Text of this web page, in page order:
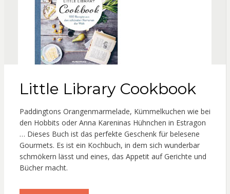
Little Library Cookbook
Paddingtons Orangenmarmelade, Kümmelkuchen wie bei
den Hobbits oder Anna Kareninas Hühnchen in Estragon
… Dieses Buch ist das perfekte Geschenk für belesene
Gourmets. Es ist ein Kochbuch, in dem sich wunderbar
schmökern lässt und eines, das Appetit auf Gerichte und
Bücher macht.